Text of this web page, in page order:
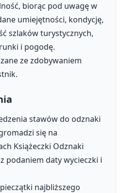
biorąc pod uwagę w
umiejętności, kondycję,
szlaków turystycznych,
i pogodę.
ze zdobywaniem
stawów do odznaki
się na
Książeczki Odznaki
podaniem daty wycieczki i
najbliższego